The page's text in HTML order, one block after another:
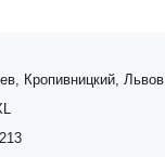
Кропивницкий, Львов